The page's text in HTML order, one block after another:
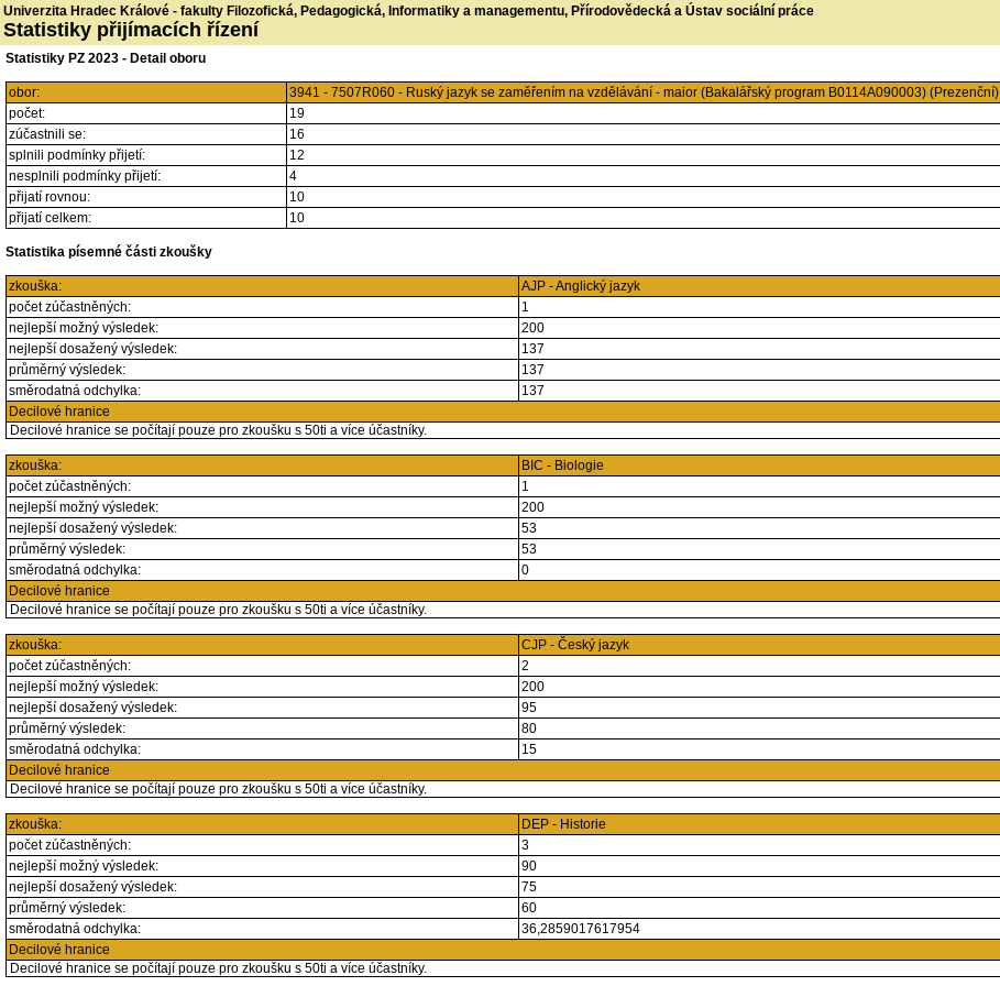
Univerzita Hradec Králové - fakulty Filozofická, Pedagogická, Informatiky a managementu, Přírodovědecká a Ústav sociální práce
Statistiky přijímacích řízení
Statistiky PZ 2023 - Detail oboru
obor:
3941 - 7507R060 - Ruský jazyk se zaměřením na vzdělávání - maior (Bakalářský program B0114A090003) (Prezenční)
počet:
19
zúčastnili se:
16
splnili podmínky přijetí:
12
nesplnili podmínky přijetí:
4
přijatí rovnou:
10
přijatí celkem:
10
Statistika písemné části zkoušky
zkouška:
AJP - Anglický jazyk
počet zúčastněných:
1
nejlepší možný výsledek:
200
nejlepší dosažený výsledek:
137
průměrný výsledek:
137
směrodatná odchylka:
137
Decilové hranice
Decilové hranice se počítají pouze pro zkoušku s 50ti a více účastníky.
zkouška:
BIC - Biologie
počet zúčastněných:
1
nejlepší možný výsledek:
200
nejlepší dosažený výsledek:
53
průměrný výsledek:
53
směrodatná odchylka:
0
Decilové hranice
Decilové hranice se počítají pouze pro zkoušku s 50ti a více účastníky.
zkouška:
CJP - Český jazyk
počet zúčastněných:
2
nejlepší možný výsledek:
200
nejlepší dosažený výsledek:
95
průměrný výsledek:
80
směrodatná odchylka:
15
Decilové hranice
Decilové hranice se počítají pouze pro zkoušku s 50ti a více účastníky.
zkouška:
DEP - Historie
počet zúčastněných:
3
nejlepší možný výsledek:
90
nejlepší dosažený výsledek:
75
průměrný výsledek:
60
směrodatná odchylka:
36,2859017617954
Decilové hranice
Decilové hranice se počítají pouze pro zkoušku s 50ti a více účastníky.